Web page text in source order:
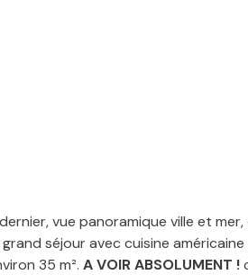
vue panoramique ville et
séjour avec cuisine
35 m². A VOIR ABSOLUMENT !